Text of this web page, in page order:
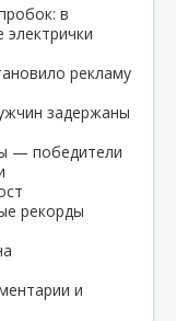
в
рекламу
задержаны
— победители
рекорды
и